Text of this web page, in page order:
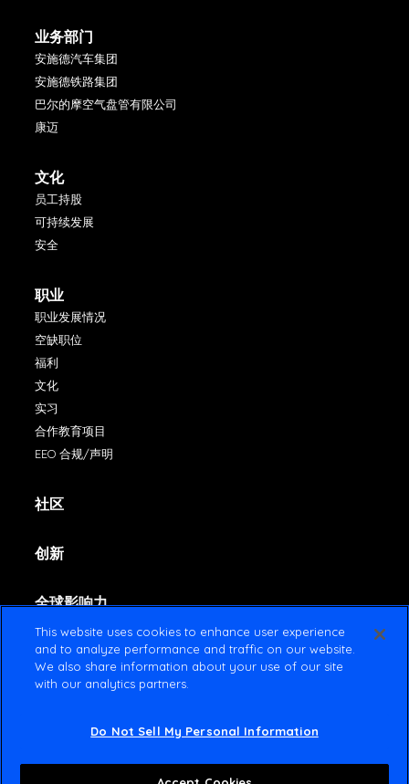
业务部门
安施德汽车集团
安施德铁路集团
巴尔的摩空气盘管有限公司
康迈
文化
员工持股
可持续发展
安全
职业
职业发展情况
空缺职位
福利
文化
实习
合作教育项目
EEO 合规/声明
社区
创新
全球影响力
联系方式
使用条款
隐私政策
This website uses cookies to enhance user experience
and to analyze performance and traffic on our website.
We also share information about your use of our site
with our analytics partners.
Do Not Sell My Personal Information